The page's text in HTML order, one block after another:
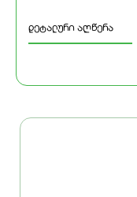
დეტალური აღწერა